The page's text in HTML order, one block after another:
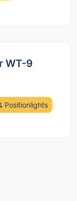
WT-9
Positionlights